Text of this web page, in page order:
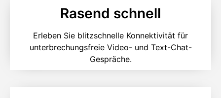
Rasend schnell
Erleben Sie blitzschnelle Konnektivität für
unterbrechungsfreie Video- und Text-Chat-
Gespräche.